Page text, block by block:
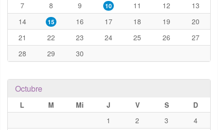
7
8 9 10 11 12
13
14
15 16 17 18 19
20
21
22 23 24 25 26
27
28
29 30
Octubre
L M Mi J V S
D
1
2 3
4